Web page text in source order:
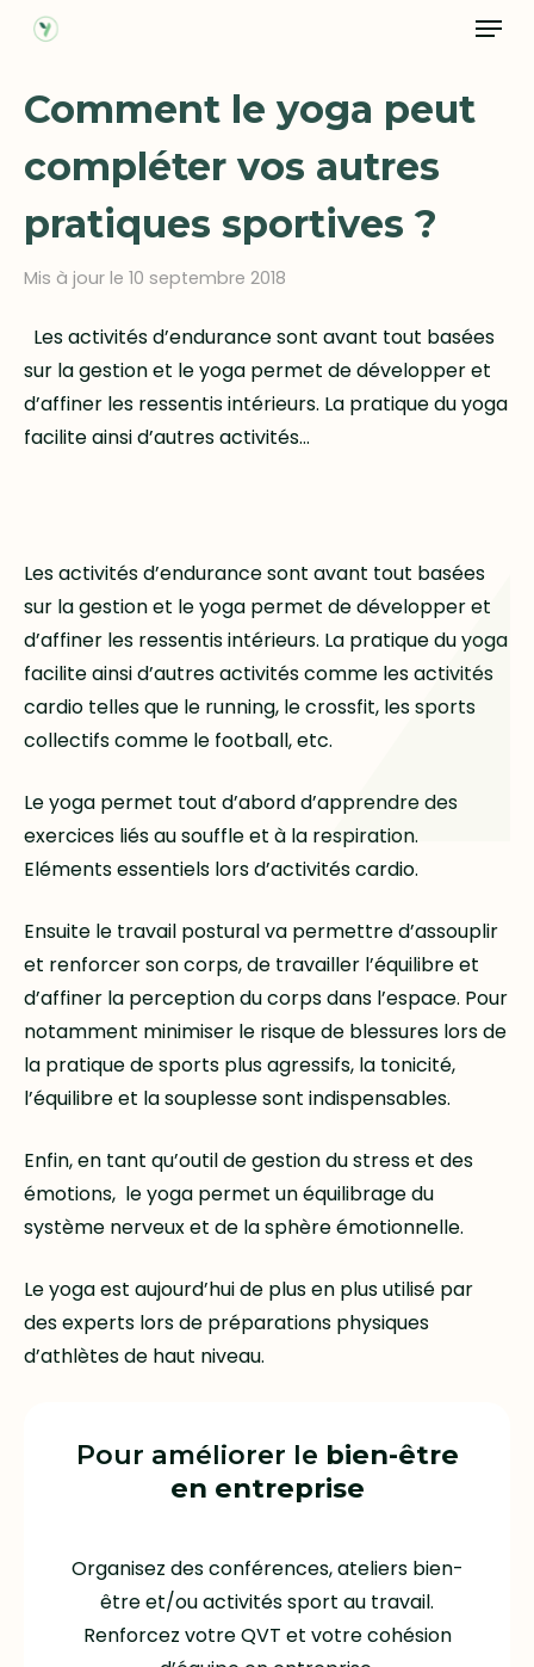
Skip
content
Menu
Comment le yoga peut
compléter vos autres
pratiques sportives ?
Mis à jour le 10 septembre 2018
Les activités d’endurance sont avant tout basées
sur la gestion et le yoga permet de développer et
d’affiner les ressentis intérieurs. La pratique du yoga
facilite ainsi d’autres activités…
Les activités d’endurance sont avant tout basées
sur la gestion et le yoga permet de développer et
d’affiner les ressentis intérieurs. La pratique du yoga
facilite ainsi d’autres activités comme les activités
cardio telles que le running, le crossfit, les sports
collectifs comme le football, etc.
Le yoga permet tout d’abord d’apprendre des
exercices liés au souffle et à la respiration.
Eléments essentiels lors d’activités cardio.
Ensuite le travail postural va permettre d’assouplir
et renforcer son corps, de travailler l’équilibre et
d’affiner la perception du corps dans l’espace. Pour
notamment minimiser le risque de blessures lors de
la pratique de sports plus agressifs, la tonicité,
l’équilibre et la souplesse sont indispensables.
Enfin, en tant qu’outil de gestion du stress et des
émotions, le yoga permet un équilibrage du
système nerveux et de la sphère émotionnelle.
Le yoga est aujourd’hui de plus en plus utilisé par
des experts lors de préparations physiques
d’athlètes de haut niveau.
Pour améliorer le bien-être
en entreprise
Organisez des conférences, ateliers bien-
être et/ou activités sport au travail.
Renforcez votre QVT et votre cohésion
Menu